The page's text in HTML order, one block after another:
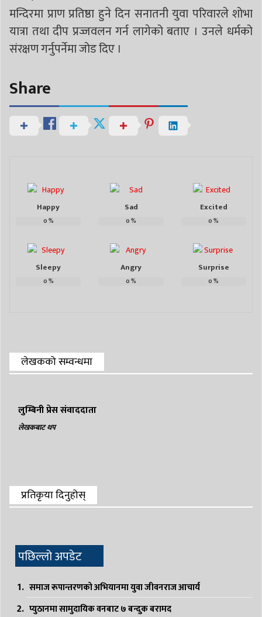
मन्दिरमा प्राण प्रतिष्ठा हुने दिन सनातनी युवा परिवारले शोभा
यात्रा तथा दीप प्रज्जवलन गर्न लागेको बताए । उनले धर्मको
संरक्षण गर्नुपर्नेमा जोड दिए ।
Share
Happy
0%
Sad
0%
Excited
0%
Sleepy
0%
Angry
0%
Surprise
0%
लेखकको सम्वन्धमा
लुम्बिनी प्रेस संवाददाता
लेखकबाट थप
प्रतिकृया दिनुहोस्
पछिल्लो अपडेट
समाज रूपान्तरणको अभियानमा युवा जीवनराज आचार्य
प्युठानमा सामुदायिक वनबाट ७ बन्दुक बरामद